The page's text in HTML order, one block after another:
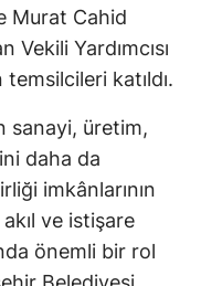
Murat Cahid
Vekili Yardımcısı
katıldı.
sanayi, üretim,
daha da
imkânlarının
ve istişare
önemli bir rol